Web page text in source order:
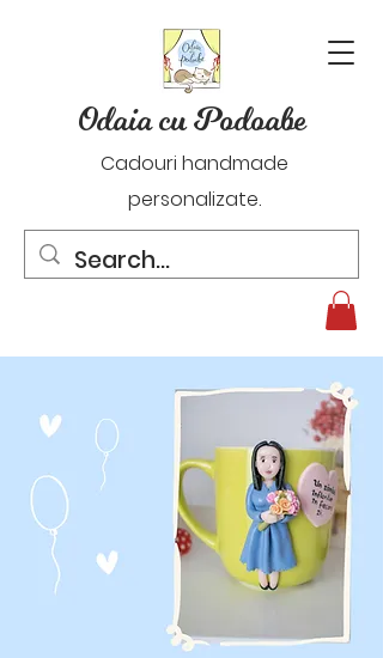
Odaia cu Podoabe
Cadouri handmade
personalizate.